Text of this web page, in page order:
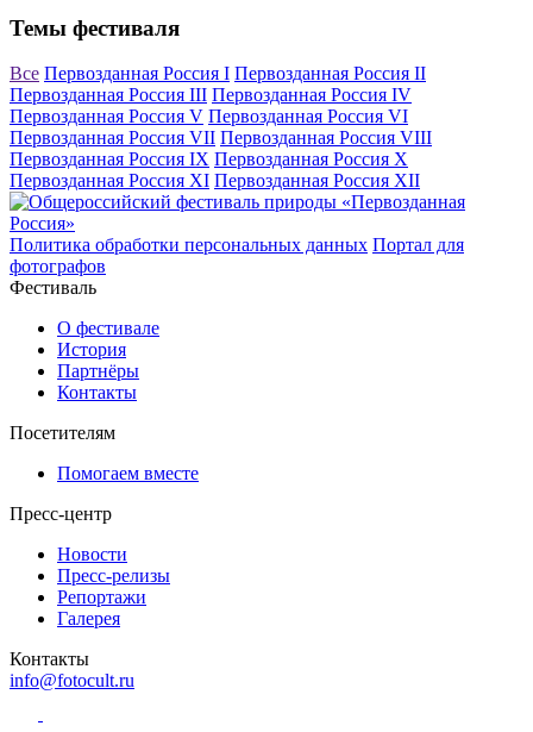
Темы фестиваля
Все Первозданная Россия I Первозданная Россия II
Первозданная Россия III Первозданная Россия IV
Первозданная Россия V Первозданная Россия VI
Первозданная Россия VII Первозданная Россия VIII
Первозданная Россия IX Первозданная Россия X
Первозданная Россия XI Первозданная Россия XII
Политика обработки персональных данных Портал для
фотографов
Фестиваль
О фестивале
История
Партнёры
Контакты
Посетителям
Помогаем вместе
Пресс-центр
Новости
Пресс-релизы
Репортажи
Галерея
Контакты
info@fotocult.ru